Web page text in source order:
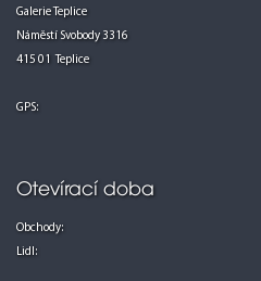
110
Galerie Teplice
Náměstí Svobody 3316
415 01 Teplice
GPS:
Otevírací doba
Obchody:
Lidl: